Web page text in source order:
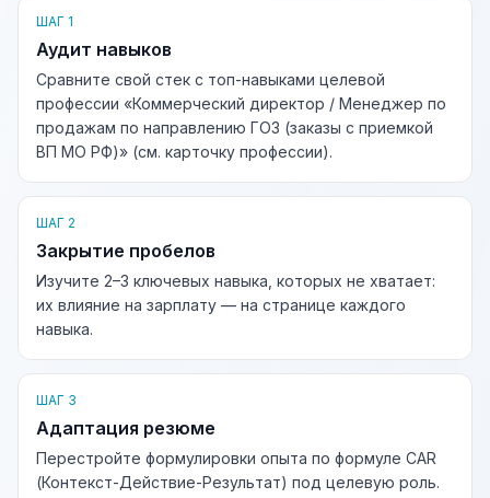
ШАГ 1
Аудит навыков
Сравните свой стек с топ-навыками целевой
профессии «Коммерческий директор / Менеджер по
продажам по направлению ГОЗ (заказы с приемкой
ВП МО РФ)» (см. карточку профессии).
ШАГ 2
Закрытие пробелов
Изучите 2–3 ключевых навыка, которых не хватает:
их влияние на зарплату — на странице каждого
навыка.
ШАГ 3
Адаптация резюме
Перестройте формулировки опыта по формуле CAR
(Контекст-Действие-Результат) под целевую роль.